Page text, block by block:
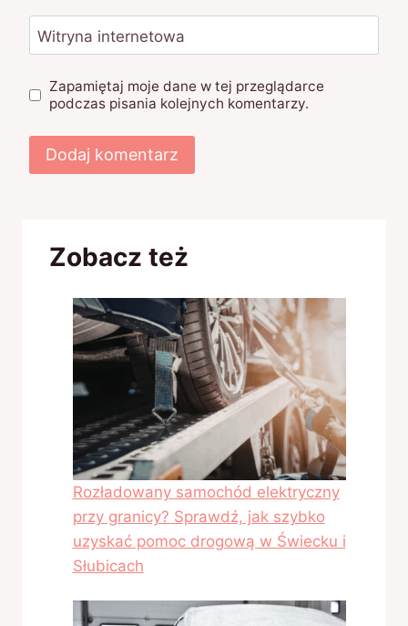
Witryna internetowa
Zapamiętaj moje dane w tej przeglądarce
podczas pisania kolejnych komentarzy.
Zobacz też
Rozładowany samochód elektryczny
przy granicy? Sprawdź, jak szybko
uzyskać pomoc drogową w Świecku i
Słubicach